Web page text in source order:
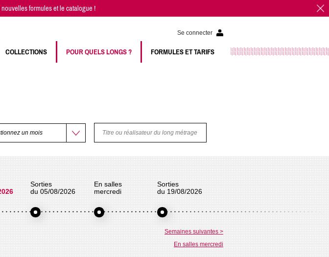
nouvelles formulesetle catalogue!
COLLECTIONS POUR QUELS LONGS ? FORMULES ET TARIFS
Se connecter
Titre ou réalisateur du long métrage
Sorties
du 05/08/2026
En salles
mercredi
Sorties
du 19/08/2026
En salles mercredi
Semaines suivantes >